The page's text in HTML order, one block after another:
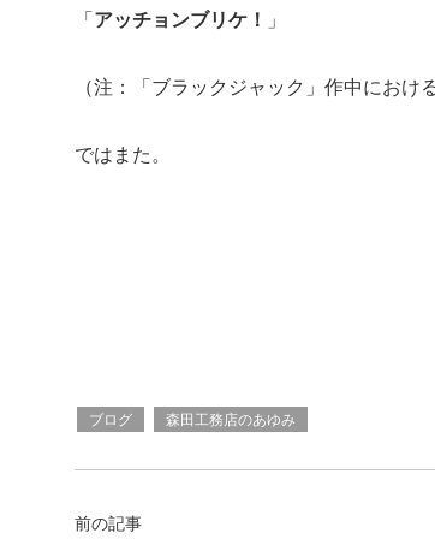
「アッチョンブリケ！ 」
（注：「ブラックジャック」作中におけ
ではまた。
ブログ 森田工務店のあゆみ
前の記事